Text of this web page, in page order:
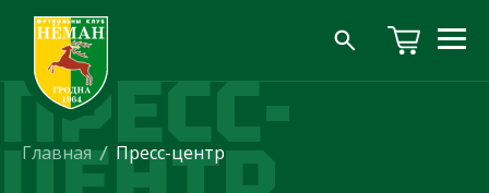
ПРЕСС-
Главная / Пресс-центр